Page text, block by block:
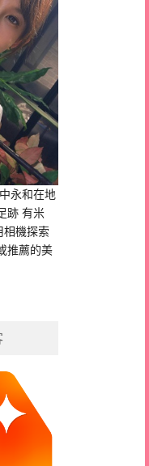
永和在地
跡 有米
相機探索
推薦的美